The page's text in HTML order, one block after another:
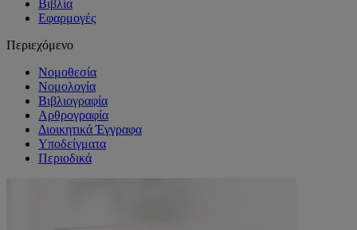
Βιβλία
Εφαρμογές
Περιεχόμενο
Νομοθεσία
Νομολογία
Βιβλιογραφία
Αρθρογραφία
Διοικητικά Έγγραφα
Υποδείγματα
Περιοδικά